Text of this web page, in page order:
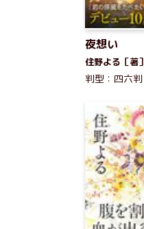
夜想い
住野よる［著］
判型：四六判